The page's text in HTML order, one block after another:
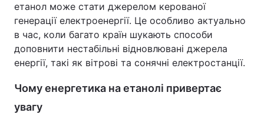
етанол може стати джерелом керованої
генерації електроенергії. Це особливо актуально
в час, коли багато країн шукають способи
доповнити нестабільні відновлювані джерела
енергії, такі як вітрові та сонячні електростанції.
Чому енергетика на етанолі привертає
увагу